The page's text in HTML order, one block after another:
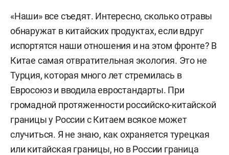
«Наши» все съедят. Интересно, сколько отравы
обнаружат в китайских продуктах, если вдруг
испортятся наши отношения и на этом фронте? В
Китае самая отвратительная экология. Это не
Турция, которая много лет стремилась в
Евросоюз и вводила евростандарты. При
громадной протяженности российско-китайской
границы у России с Китаем всякое может
случиться. Я не знаю, как охраняется турецкая
или китайская границы, но в России граница